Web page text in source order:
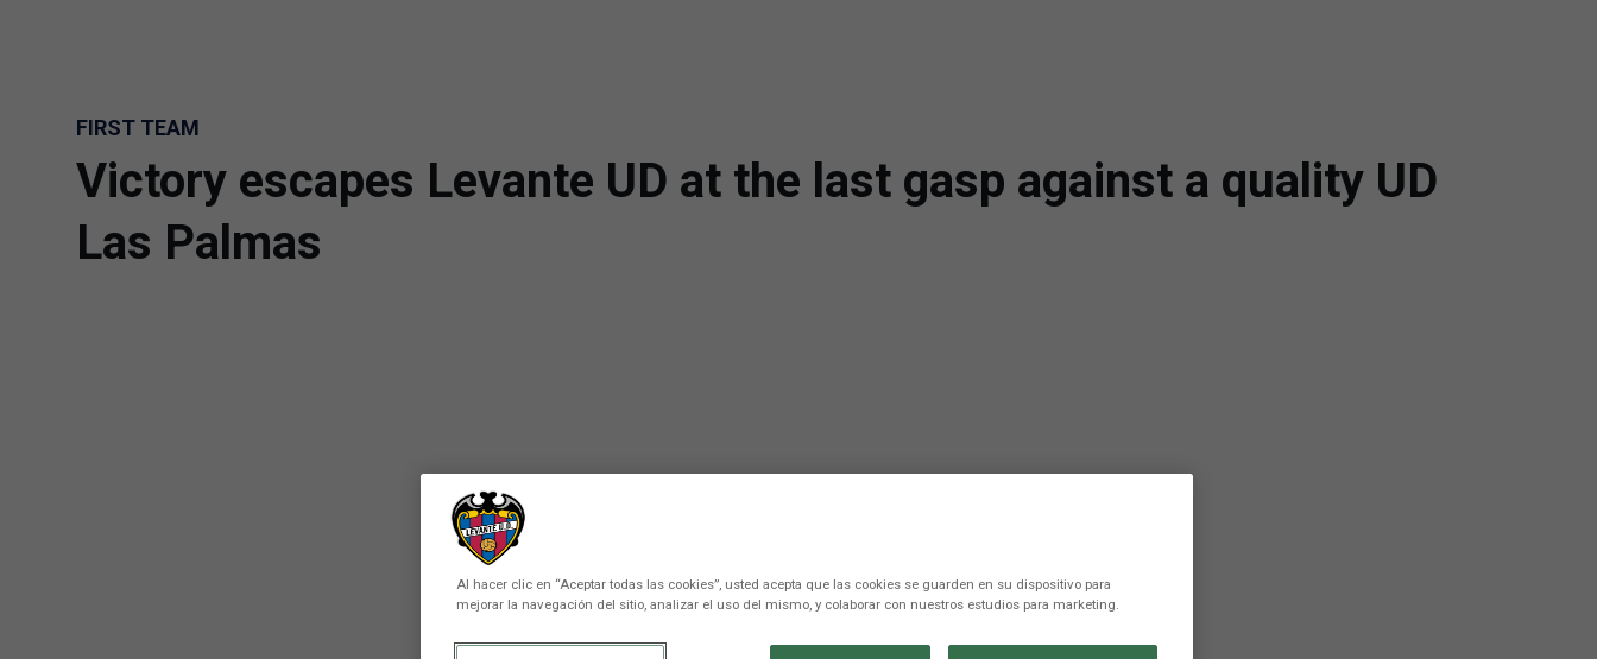
FIRST TEAM
Victory escapes Levante UD at the last gasp against a quality UD
Las Palmas
Al hacer clic en “Aceptar todas las cookies”, usted acepta que las cookies se guarden en su dispositivo para
mejorar la navegación del sitio, analizar el uso del mismo, y colaborar con nuestros estudios para marketing.